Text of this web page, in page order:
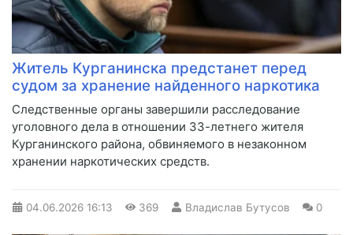
Житель Курганинска предстанет перед
судом за хранение найденного наркотика
Следственные органы завершили расследование
уголовного дела в отношении 33-летнего жителя
Курганинского района, обвиняемого в незаконном
хранении наркотических средств.
04.06.2026 16:13 369 Владислав Бутусов 0